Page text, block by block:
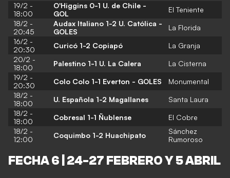
19/2 -
18:00
O'Higgins 0-1 U. de Chile -
GOL
El Teniente
18/2 -
20:45
Audax Italiano 1-2 U. Católica -
GOLES
La Florida
16/2 -
20:30
Curicó 1-2 Copiapó
La Granja
20/2 -
18:00
Palestino 1-1 U. La Calera
La Cisterna
19/2 -
20:30
Colo Colo 1-1 Everton - GOLES
Monumental
18/2 -
18:00
U. Española 1-2 Magallanes
Santa Laura
18/2 -
18:00
Cobresal 1-1 Ñublense
El Cobre
18/2 -
12:00
Coquimbo 1-2 Huachipato
Sánchez
Rumoroso
FECHA 6 | 24-27 FEBRERO Y 5 ABRIL